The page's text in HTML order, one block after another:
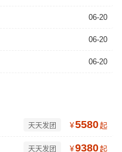
06-20
06-20
06-20
天天发团 ¥5580起
天天发团 ¥9380起